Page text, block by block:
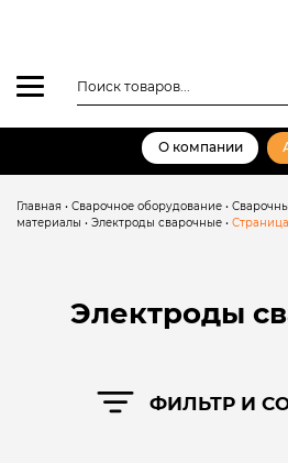
товаров
О компании
Главная • Сварочное оборудование •
материалы • Электроды сварочные •
Электроды
ФИЛЬТР И